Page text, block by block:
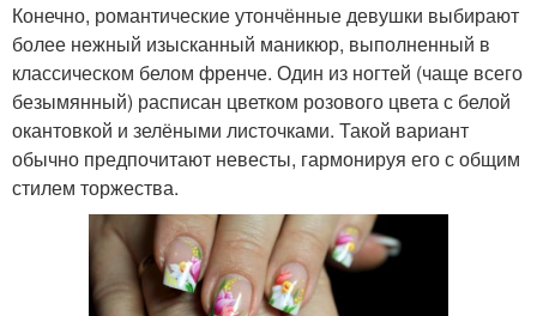
Конечно, романтические утончённые девушки выбирают
более нежный изысканный маникюр, выполненный в
классическом белом френче. Один из ногтей (чаще всего
безымянный) расписан цветком розового цвета с белой
окантовкой и зелёными листочками. Такой вариант
обычно предпочитают невесты, гармонируя его с общим
стилем торжества.